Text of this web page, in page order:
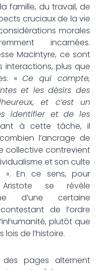
du travail, de
cruciaux de la vie
morales
incarnées.
MacIntyre, ce sont
interactions, plus que
«Ce qui compte,
et les désirs des
et c’est un
identifier et de les
à cette tâche, il
l’ancrage de
collective contrevient
et son culte
En ce sens, pour
se révèle
d’une certaine
de l’ordre
plutôt que
de l’histoire.
alternent